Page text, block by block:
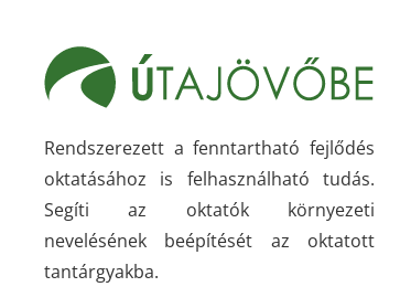
Rendszerezett a fenntartható fejlődés
oktatásához is felhasználható tudás.
Segíti az oktatók környezeti
nevelésének beépítését az oktatott
tantárgyakba.